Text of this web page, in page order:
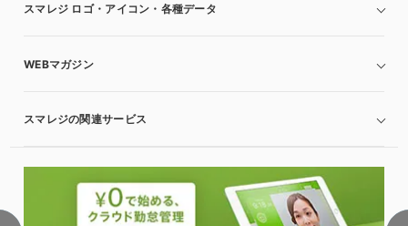
スマレジ ロゴ・アイコン・各種データ
WEBマガジン
スマレジの関連サービス